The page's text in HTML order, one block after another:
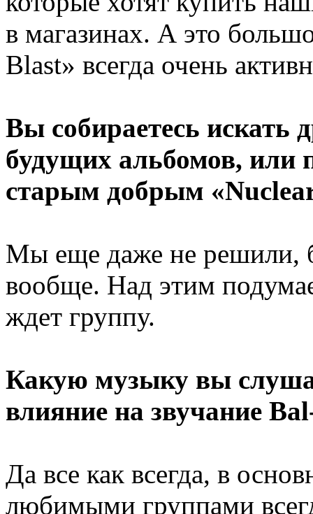
в магазинах. А это
Blast» всегда очень
Вы собираетесь искать
будущих альбомов, или
старым добрым
Мы еще даже не решили,
вообще. Над этим
ждет группу.
Какую музыку вы
влияние на звучание
Да все как всегда, в
любимыми группами